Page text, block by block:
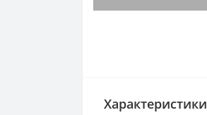
Характеристики